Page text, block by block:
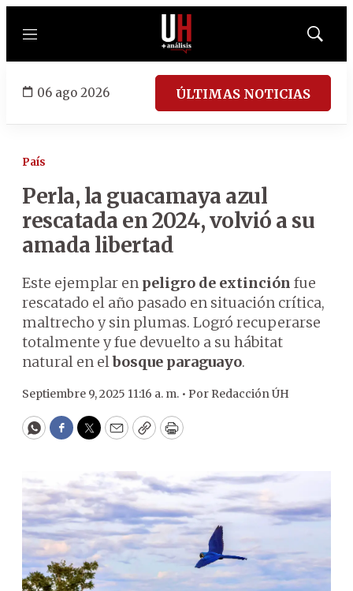
Menú
Mostrar
06 ago 2026 ÚLTIMAS NOTICIAS
País
Perla, la guacamaya azul
rescatada en 2024, volvió a su
amada libertad
Este ejemplar en peligro de extinción fue
rescatado el año pasado en situación crítica,
maltrecho y sin plumas. Logró recuperarse
totalmente y fue devuelto a su hábitat
natural en elbosque paraguayo.
Septiembre 9, 2025 11:16 a. m. • Por Redacción ÚH
WhatsApp
Facebook
Twitter
EmailCopyPrint